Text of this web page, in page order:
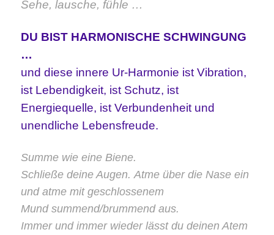
Sehe, lausche, fühle …
DU BIST HARMONISCHE SCHWINGUNG
…
und diese innere Ur-Harmonie ist Vibration,
ist Lebendigkeit, ist Schutz, ist
Energiequelle, ist Verbundenheit und
unendliche Lebensfreude.
Summe wie eine Biene.
Schließe deine Augen.Atme über die Nase ein
und atme mit geschlossenem
Mund summend/brummend aus.
Immer und immer wieder lässt du deinen Atem